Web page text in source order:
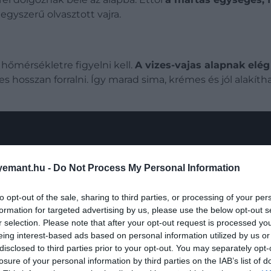
- Do Not Process My Personal Information
opt-out of the sale, sharing to third parties, or processing of your
for targeted advertising by us, please use the below opt-out
selection. Please note that after your opt-out request is processed
interest-based ads based on personal information utilized by us
to third parties prior to your opt-out. You may separately
of your personal information by third parties on the IAB’s list of
olvasztott vajra.
figyelni kell. A vizes-vajas alapnak
hosszan forralni. Így marad sima, krémes és jól
variálható. Ha fehér miszóval és sült fokhagymával
miszó japán erjesztett szójababpaszta, amely